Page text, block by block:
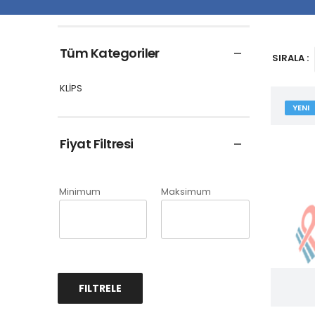
Tüm Kategoriler
KLİPS
Fiyat Filtresi
Minimum Maksimum
FILTRELE
SIRALA :
YENI